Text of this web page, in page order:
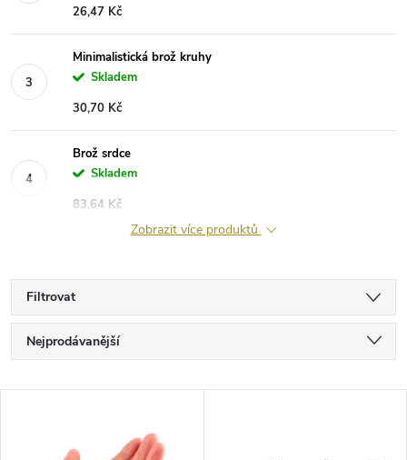
26,47 Kč
Minimalistická brož kruhy
Skladem
30,70 Kč
Brož srdce
Skladem
83,64 Kč
Zobrazit více produktů
Filtrovat
Ř
a
Nejprodávanější
Abecedně